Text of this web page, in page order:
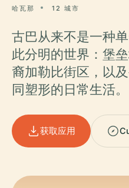
哈瓦那 12 城市
古巴从来不是一种
此分明的世界：堡
裔加勒比街区，以
同塑形的日常生活。
获取应用